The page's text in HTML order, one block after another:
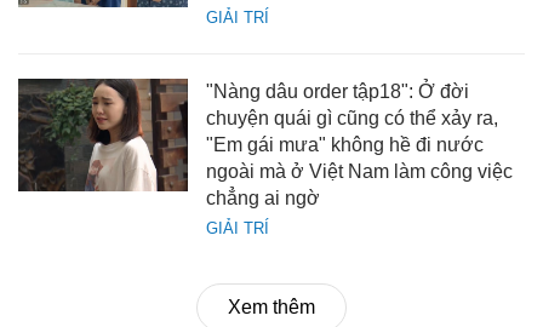
GIẢI TRÍ
GIẢI TRÍ
"Nàng dâu order tập18": Ở đời
chuyện quái gì cũng có thể xảy ra,
"Em gái mưa" không hề đi nước
ngoài mà ở Việt Nam làm công việc
chẳng ai ngờ
Xem thêm